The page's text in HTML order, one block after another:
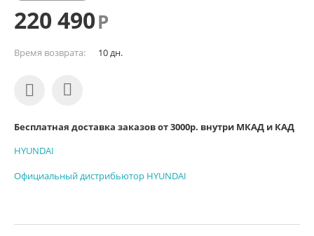
220 490Р
Время возврата: 10 дн.
Бесплатная доставка заказов от 3000р. внутри МКАД и КАД
HYUNDAI
Официальный дистрибьютор HYUNDAI